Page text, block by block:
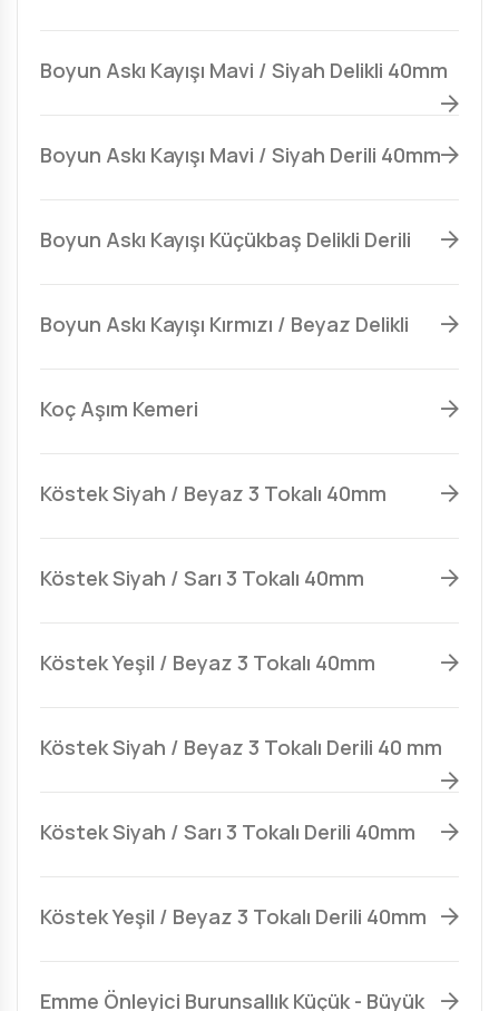
Boyun Askı Kayışı Mavi / Siyah Delikli 40mm
Boyun Askı Kayışı Mavi / Siyah Derili 40mm
Boyun Askı Kayışı Küçükbaş Delikli Derili
Boyun Askı Kayışı Kırmızı / Beyaz Delikli
Koç Aşım Kemeri
Köstek Siyah / Beyaz 3 Tokalı 40mm
Köstek Siyah / Sarı 3 Tokalı 40mm
Köstek Yeşil / Beyaz 3 Tokalı 40mm
Köstek Siyah / Beyaz 3 Tokalı Derili 40 mm
Köstek Siyah / Sarı 3 Tokalı Derili 40mm
Köstek Yeşil / Beyaz 3 Tokalı Derili 40mm
Emme Önleyici Burunsallık Küçük - Büyük